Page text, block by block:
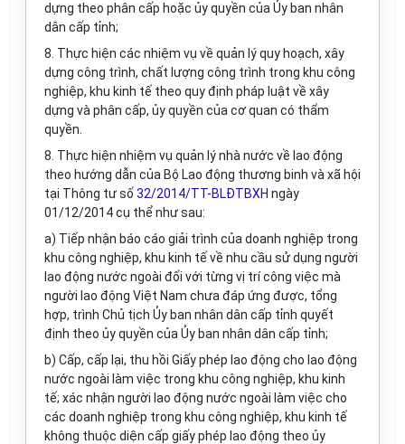
dựng theo phân cấp hoặc ủy quyền của Ủy ban nhân
dân cấp tỉnh;
8. Thực hiện các nhiệm vụ về quản lý quy hoạch, xây
dựng công trình, chất lượng công trình trong khu công
nghiệp, khu kinh tế theo quy định pháp luật về xây
dựng và phân cấp, ủy quyền của cơ quan có thẩm
quyền.
8. Thực hiện nhiệm vụ quản lý nhà nước về lao động
theo hướng dẫn của Bộ Lao động thương binh và xã hội
tại Thông tư số 32/2014/TT-BLĐTBXH ngày
01/12/2014 cụ thể như sau:
a) Tiếp nhận báo cáo giải trình của doanh nghiệp trong
khu công nghiệp, khu kinh tế về nhu cầu sử dụng người
lao động nước ngoài đối với từng vị trí công việc mà
người lao động Việt Nam chưa đáp ứng được, tổng
hợp, trình Chủ tịch Ủy ban nhân dân cấp tỉnh quyết
định theo ủy quyền của Ủy ban nhân dân cấp tỉnh;
b) Cấp, cấp lại, thu hồi Giấy phép lao động cho lao động
nước ngoài làm việc trong khu công nghiệp, khu kinh
tế; xác nhận người lao động nước ngoài làm việc cho
các doanh nghiệp trong khu công nghiệp, khu kinh tế
không thuộc diện cấp giấy phép lao động theo ủy